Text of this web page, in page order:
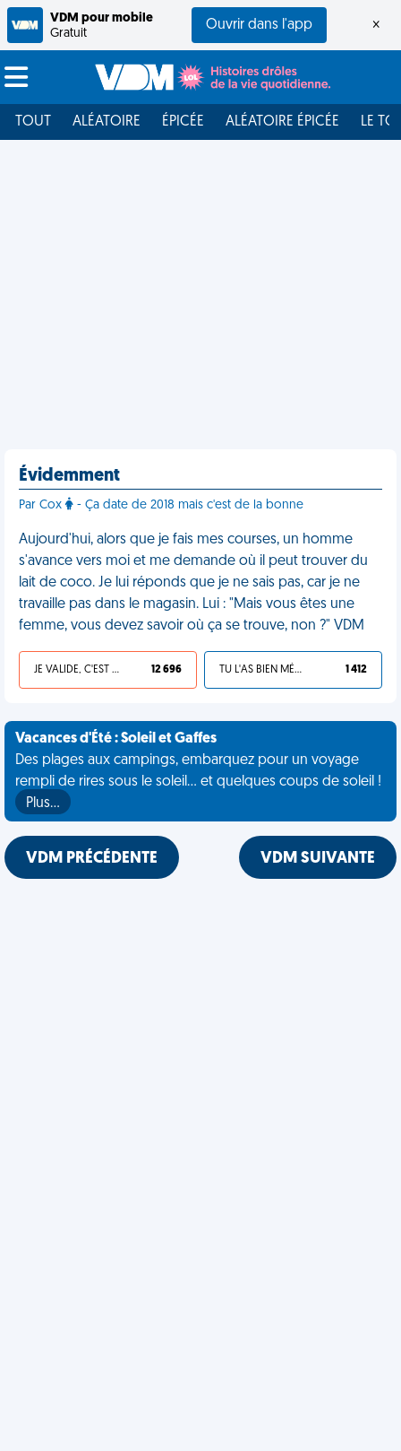
VDM pour mobile
Gratuit
Ouvrir dans l'app ×
TOUT ALÉATOIRE ÉPICÉE ALÉATOIRE ÉPICÉE LE
Évidemment
Par Cox - Ça date de 2018 mais c'est de la bonne
Aujourd'hui, alors que je fais mes courses, un homme
s'avance vers moi et me demande où il peut trouver du
lait de coco. Je lui réponds que je ne sais pas, car je ne
travaille pas dans le magasin. Lui : "Mais vous êtes une
femme, vous devez savoir où ça se trouve, non ?" VDM
JE VALIDE, C'EST UNE VDM 12 696 TU L'AS BIEN MÉRITÉ 1 412
Vacances d'Été : Soleil et Gaffes
Des plages aux campings, embarquez pour un voyage
rempli de rires sous le soleil... et quelques coups de soleil !
Plus…
VDM PRÉCÉDENTE VDM SUIVANTE